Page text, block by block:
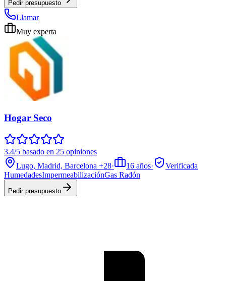
Pedir presupuesto
Llamar
Muy experta
Hogar Seco
3.4/5 basado en 25 opiniones
Lugo, Madrid, Barcelona +28· 16 años·
Verificada
HumedadesImpermeabilizaciónGas Radón
Pedir presupuesto